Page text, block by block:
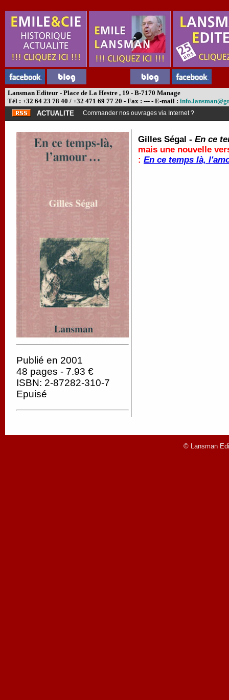
Lansman Editeur - Place de La Hestre , 19 - B-7170 Manage
Tél : +32 64 23 78 40 / +32 471 69 77 20 - Fax : --- - E-mail :
ACTUALITE
Commander nos ouvrages via Internet ?
Publié en 2001
48 pages - 7.93 €
ISBN: 2-87282-310-7
Epuisé
Gilles Ségal - En ce
mais une nouvelle
: En ce temps là,
© Lansman